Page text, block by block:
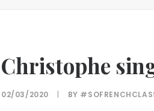
Christophe
02/03/2020 | BY